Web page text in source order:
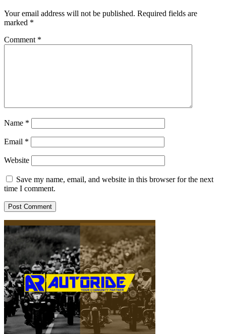
Your email address will not be published. Required fields are
marked *
Comment *
Name *
Email *
Website
Save my name, email, and website in this browser for the next
time I comment.